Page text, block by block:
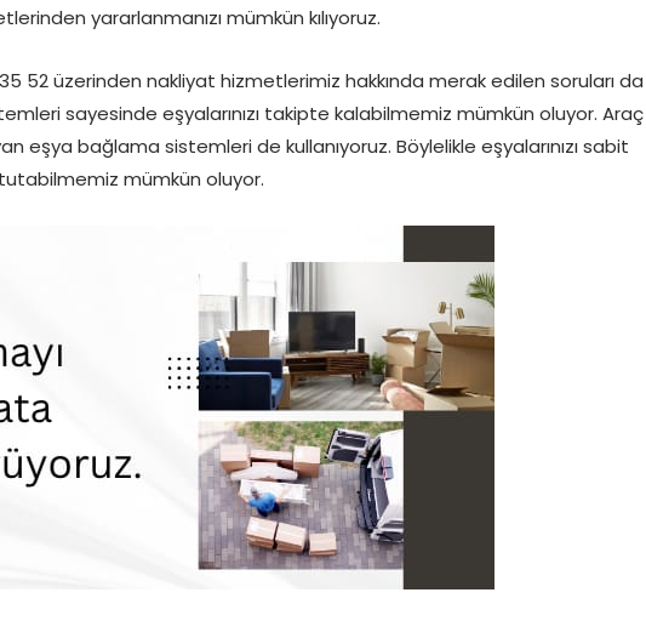
yararlanmanızı mümkün kılıyoruz.
52 üzerinden nakliyat hizmetlerimiz hakkında merak edilen soruları da
sayesinde eşyalarınızı takipte kalabilmemiz mümkün oluyor. Araç
eşya bağlama sistemleri de kullanıyoruz. Böylelikle eşyalarınızı sabit
tutabilmemiz mümkün oluyor.